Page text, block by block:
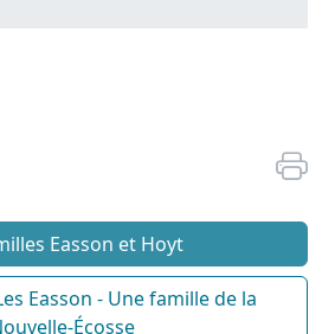
Easson et Hoyt
Easson - Une famille de la
Écosse